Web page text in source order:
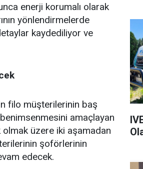
enerji korumalı olarak
yönlendirmelerde
kaydediliyor ve
filo müşterilerinin baş
amaçlayan
üzere iki aşamadan
şoförlerinin
edecek.